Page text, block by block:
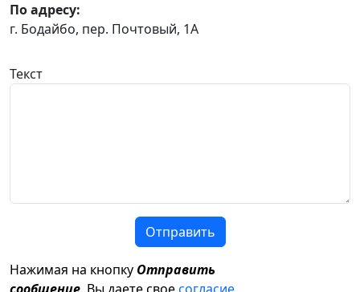
По адресу:
г. Бодайбо, пер. Почтовый, 1А
Текст
Отправить
Нажимая на кнопку Отправить